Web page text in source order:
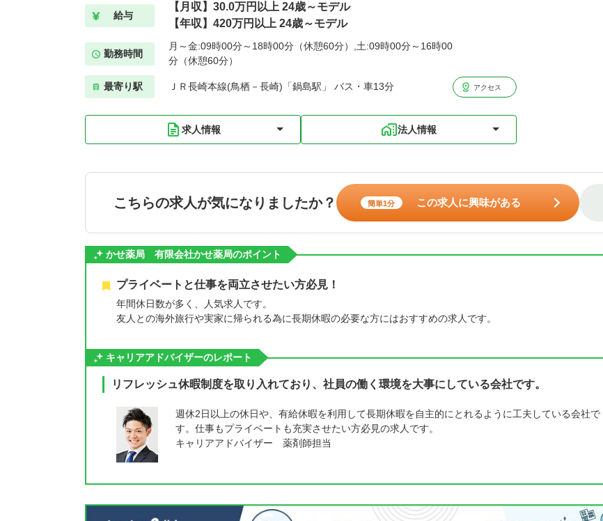
給与
【月収】30.0万円以上 24歳～モデル
【年収】420万円以上 24歳～モデル
勤務時間
月～金:09時00分～18時00分（休憩60分）,土:09時00分～16時00
分（休憩60分）
最寄り駅 ＪＲ長崎本線(鳥栖－長崎)「鍋島駅」 バス・車13分 アクセス
求人情報 法人情報
こちらの求人が気になりましたか？ 簡単1分 この求人に興味がある
かせ薬局 有限会社かせ薬局のポイント
プライベートと仕事を両立させたい方必見！
年間休日数が多く、人気求人です。
友人との海外旅行や実家に帰られる為に長期休暇の必要な方にはおすすめの求人です。
キャリアアドバイザーのレポート
リフレッシュ休暇制度を取り入れており、社員の働く環境を大事にしている会社です。
週休2日以上の休日や、有給休暇を利用して長期休暇を自主的にとれるように工夫している会社で
す。仕事もプライベートも充実させたい方必見の求人です。
キャリアアドバイザー 薬剤師担当